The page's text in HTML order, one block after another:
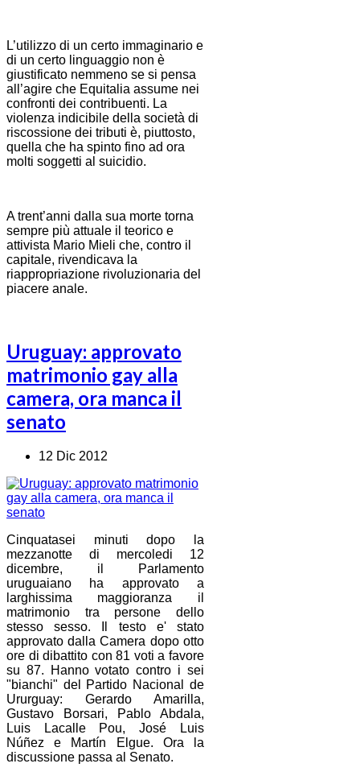
L’utilizzo di un certo immaginario e
di un certo linguaggio non è
giustificato nemmeno se si pensa
all’agire che Equitalia assume nei
confronti dei contribuenti. La
violenza indicibile della società di
riscossione dei tributi è, piuttosto,
quella che ha spinto fino ad ora
molti soggetti al suicidio.
A trent’anni dalla sua morte torna
sempre più attuale il teorico e
attivista Mario Mieli che, contro il
capitale, rivendicava la
riappropriazione rivoluzionaria del
piacere anale.
Uruguay: approvato
matrimonio gay alla
camera, ora manca il
senato
12 Dic 2012
Cinquatasei minuti dopo la
mezzanotte di mercoledi 12
dicembre, il Parlamento
uruguaiano ha approvato a
larghissima maggioranza il
matrimonio tra persone dello
stesso sesso. Il testo e' stato
approvato dalla Camera dopo otto
ore di dibattito con 81 voti a favore
su 87. Hanno votato contro i sei
"bianchi" del Partido Nacional de
Ururguay: Gerardo Amarilla,
Gustavo Borsari, Pablo Abdala,
Luis Lacalle Pou, José Luis
Núñez e Martín Elgue. Ora la
discussione passa al Senato.